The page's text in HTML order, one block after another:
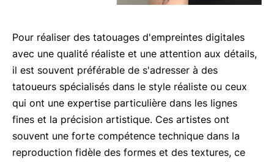
Pour réaliser des tatouages d'empreintes digitales
avec une qualité réaliste et une attention aux détails,
il est souvent préférable de s'adresser à des
tatoueurs spécialisés dans le style réaliste ou ceux
qui ont une expertise particulière dans les lignes
fines et la précision artistique. Ces artistes ont
souvent une forte compétence technique dans la
reproduction fidèle des formes et des textures, ce